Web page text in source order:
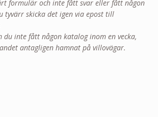
formulär och inte fått svar eller fått någon
tyvärr skicka det igen via epost till
du inte fått någon katalog inom en vecka,
antagligen hamnat på villovägar.